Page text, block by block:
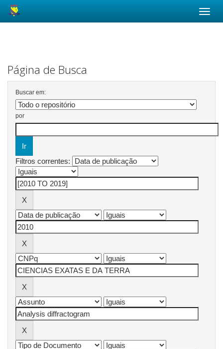
Página de Busca
Buscar em:
por
Filtros correntes: